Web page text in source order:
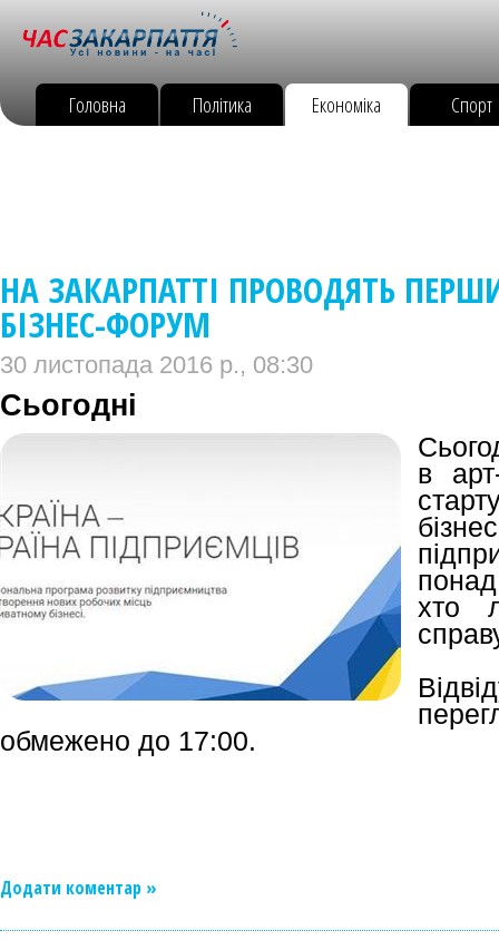
Головна Політика Економіка Спорт
НА ЗАКАРПАТТІ ПРОВОДЯТЬ
БІЗНЕС-ФОРУМ
30 листопада 2016 р., 08:30
Сьогодні
в
хто
обмежено до 17:00.
Додати коментар »